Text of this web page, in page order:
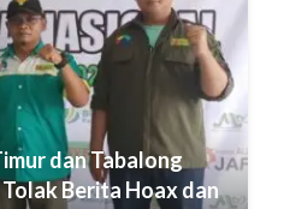
dan Tabalong
Berita Hoax dan